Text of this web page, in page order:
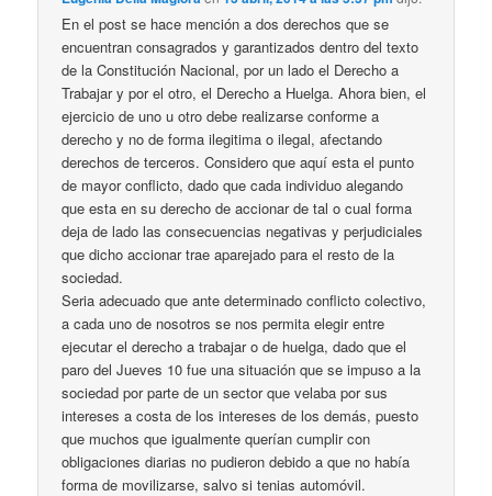
En el post se hace mención a dos derechos que se
encuentran consagrados y garantizados dentro del texto
de la Constitución Nacional, por un lado el Derecho a
Trabajar y por el otro, el Derecho a Huelga. Ahora bien, el
ejercicio de uno u otro debe realizarse conforme a
derecho y no de forma ilegitima o ilegal, afectando
derechos de terceros. Considero que aquí esta el punto
de mayor conflicto, dado que cada individuo alegando
que esta en su derecho de accionar de tal o cual forma
deja de lado las consecuencias negativas y perjudiciales
que dicho accionar trae aparejado para el resto de la
sociedad.
Seria adecuado que ante determinado conflicto colectivo,
a cada uno de nosotros se nos permita elegir entre
ejecutar el derecho a trabajar o de huelga, dado que el
paro del Jueves 10 fue una situación que se impuso a la
sociedad por parte de un sector que velaba por sus
intereses a costa de los intereses de los demás, puesto
que muchos que igualmente querían cumplir con
obligaciones diarias no pudieron debido a que no había
forma de movilizarse, salvo si tenias automóvil.